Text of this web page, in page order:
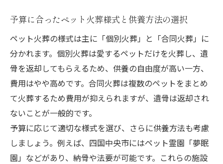
予算に合ったペット火葬様式と供養方法の選択
ペット火葬の様式は主に「個別火葬」と「合同火葬」に
分かれます。個別火葬は愛するペットだけを火葬し、遺
骨を返却してもらえるため、供養の自由度が高い一方、
費用はやや高めです。合同火葬は複数のペットをまとめ
て火葬するため費用が抑えられますが、遺骨は返却され
ないことが一般的です。
予算に応じて適切な様式を選び、さらに供養方法も考慮
しましょう。例えば、四国中央市にはペット霊園「夢眠
園」などがあり、納骨や法要が可能です。これらの施設